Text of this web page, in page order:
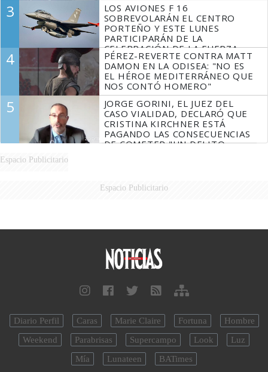
3
LOS AVIONES F 16
SOBREVOLARÁN EL CENTRO
PORTEÑO Y ESTE LUNES
PARTICIPARÁN DE LA
CELEBRACIÓN DE LA FUERZA
AÉREA
4
PÉREZ-REVERTE CONTRA MATT
DAMON EN LA ODISEA: "NO ES
EL HÉROE MEDITERRÁNEO QUE
NOS CONTÓ HOMERO"
5
JORGE GORINI, EL JUEZ DEL
CASO VIALIDAD, DECLARÓ QUE
CRISTINA KIRCHNER ESTÁ
PAGANDO LAS CONSECUENCIAS
DE COMETER "UN DELITO
Espacio Publicitario
Espacio Publicitario
Diario Perfil Caras Marie Claire Fortuna
Hombre
Weekend
Parabrisas Supercampo Look
Luz
Mía
Lunateen BATimes